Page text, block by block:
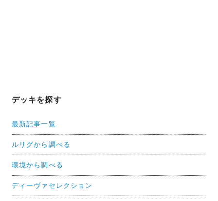
デッキを探す
最新記事一覧
ルリグから調べる
環境から調べる
ディーヴァセレクション